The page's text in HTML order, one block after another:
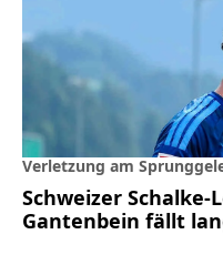
Verletzung am
Schweizer Schalke-
Gantenbein fällt